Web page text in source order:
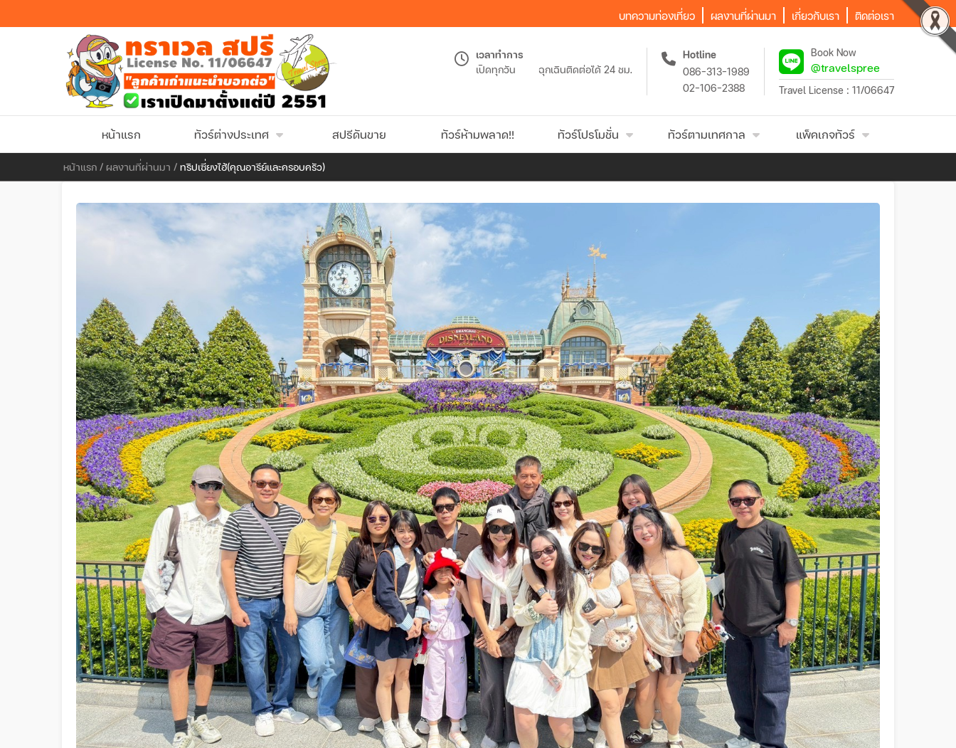
บทความท่องเที่ยว ผลงานที่ผ่านมา เกี่ยวกับเรา ติดต่อเรา
เวลาทำการ
เปิดทุกวัน
ฉุกเฉินติดต่อได้ 24 ชม.
Hotline
086-313-1989
02-106-2388
Book Now
@travelspree
Travel License : 11/06647
หน้าแรก ทัวร์ต่างประเทศ สปรีดันขาย ทัวร์ห้ามพลาด!! ทัวร์โปรโมชั่น ทัวร์ตามเทศกาล แพ็คเกจทัวร์
หน้าแรก / ผลงานที่ผ่านมา / ทริปเซี่ยงไฮ้(คุณอารีย์และครอบครัว)